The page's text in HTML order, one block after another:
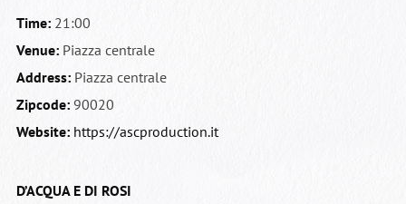
Time:21:00
Venue:Piazza centrale
Address:Piazza centrale
Zipcode:90020
Website: https://ascproduction.it
D’ACQUA E DI ROSI